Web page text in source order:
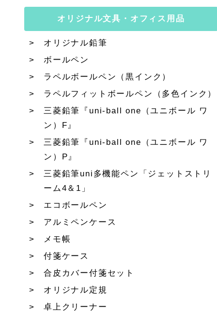
オリジナル文具・オフィス用品
オリジナル鉛筆
ボールペン
ラペルボールペン（黒インク）
ラペルフィットボールペン（多色インク）
三菱鉛筆『uni-ball one（ユニボール ワ
ン）F』
三菱鉛筆『uni-ball one（ユニボール ワ
ン）P』
三菱鉛筆uni多機能ペン「ジェットストリ
ーム4＆1」
エコボールペン
アルミペンケース
メモ帳
付箋ケース
合皮カバー付箋セット
オリジナル定規
卓上クリーナー